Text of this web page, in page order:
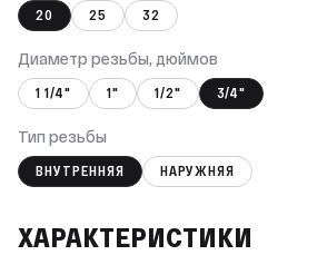
20 25 32
Диаметр резьбы, дюймов
1 1/4" 1" 1/2" 3/4"
Тип резьбы
ВНУТРЕННЯЯ НАРУЖНЯЯ
ХАРАКТЕРИСТИКИ